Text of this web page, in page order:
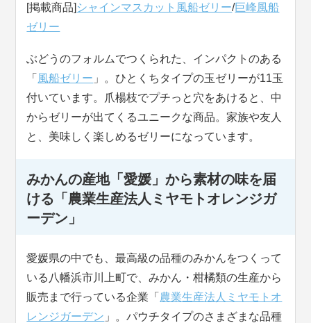
[掲載商品] シャインマスカット風船ゼリー/巨峰風船
ゼリー
ぶどうのフォルムでつくられた、インパクトのある
「 風船ゼリー 」。ひとくちタイプの玉ゼリーが11玉
付いています。爪楊枝でプチっと穴をあけると、中
からゼリーが出てくるユニークな商品。家族や友人
と、美味しく楽しめるゼリーになっています。
みかんの産地「愛媛」から素材の味を届
ける「農業生産法人ミヤモトオレンジガ
ーデン」
愛媛県の中でも、最高級の品種のみかんをつくって
いる八幡浜市川上町で、みかん・柑橘類の生産から
販売まで行っている企業「 農業生産法人ミヤモトオ
レンジガーデン 」。パウチタイプのさまざまな品種